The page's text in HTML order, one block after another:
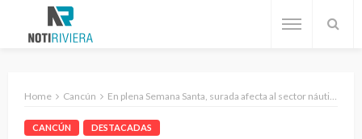
Home Cancún En plena Semana Santa, surada afecta al sector náutico turístico por cierre de puertos
CANCÚN DESTACADAS